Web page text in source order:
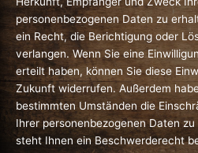
personenbezogenen Daten zu
ein Recht, die Berichtigung oder
verlangen. Wenn Sie eine
erteilt haben, können Sie diese
Zukunft widerrufen. Außerdem
bestimmten Umständen die
Ihrer personenbezogenen Daten
steht Ihnen ein Beschwerderecht